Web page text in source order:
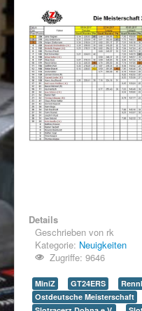
Details
Geschrieben von rk
Kategorie: Neuigkeiten
Zugriffe: 9646
MiniZ GT24ERS
Ostdeutsche Meisterschaft